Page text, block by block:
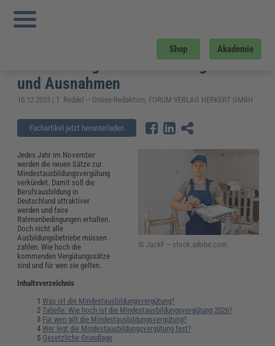
Shop Akademie
Sie sind hier:
Mindestausbildungsvergütung 2026: Tabelle mit gesetzlichen Vorgaben und
Ausnahmen
Mindestausbildungsvergütung 2026:
Tabelle mit gesetzlichen Vorgaben
und Ausnahmen
10.12.2025 | T. Reddel – Online-Redaktion, FORUM VERLAG HERKERT GMBH
Fachartikel jetzt herunterladen
© JackF – stock.adobe.com
Jedes Jahr im November
werden die neuen Sätze zur
Mindestausbildungsvergütung
verkündet. Damit soll die
Berufsausbildung in
Deutschland attraktiver
werden und faire
Rahmenbedingungen erhalten.
Doch nicht alle
Ausbildungsbetriebe müssen
zahlen. Wie hoch die
kommenden Vergütungssätze
sind und für wen sie gelten.
Inhaltsverzeichnis
Was ist die Mindestausbildungsvergütung?
Tabelle: Wie hoch ist die Mindestausbildungsvergütung 2026?
Für wen gilt die Mindestausbildungsvergütung?
Wer legt die Mindestausbildungsvergütung fest?
Gesetzliche Grundlage